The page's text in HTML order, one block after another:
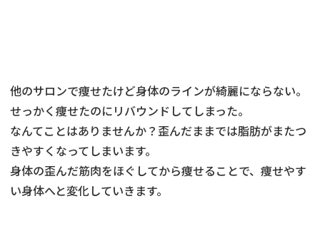
他のサロンで痩せたけど身体のラインが綺麗にならない。
せっかく痩せたのにリバウンドしてしまった。
なんてことはありませんか？歪んだままでは脂肪がまたつ
きやすくなってしまいます。
身体の歪んだ筋肉をほぐしてから痩せることで、痩せやす
い身体へと変化していきます。